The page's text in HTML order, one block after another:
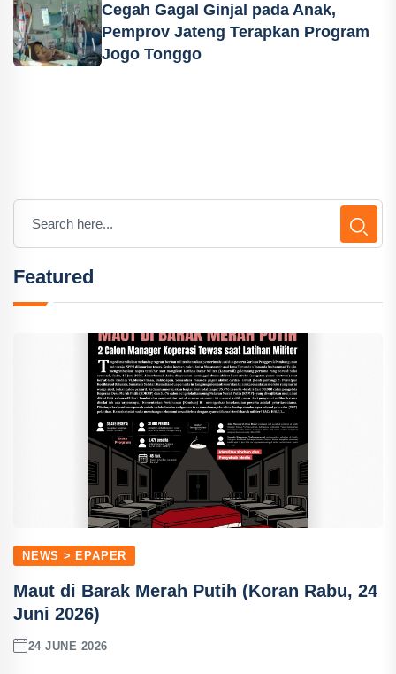
Cegah Gagal Ginjal pada Anak,
Pemprov Jateng Terapkan Program
Jogo Tonggo
Featured
NEWS > EPAPER
Maut di Barak Merah Putih (Koran Rabu, 24
Juni 2026)
24 JUNE 2026